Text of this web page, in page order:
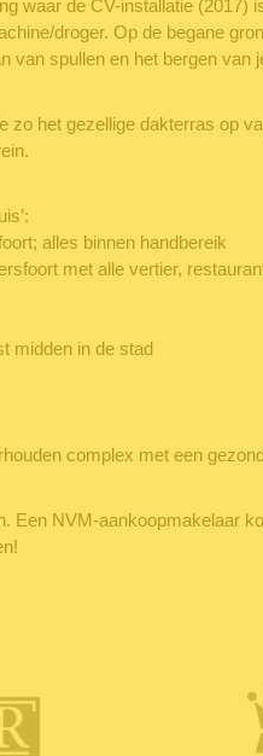
waar de CV-installatie (2017)
droger. Op de begane
van spullen en het bergen van
zo het gezellige dakterras op
alles binnen handbereik
met alle vertier,
midden in de stad
complex met een
Een NVM-aankoopmakelaar